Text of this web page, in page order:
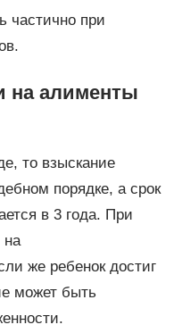
частично при
на алименты
то взыскание
порядке, а срок
в 3 года. При
на
же ребенок достиг
может быть